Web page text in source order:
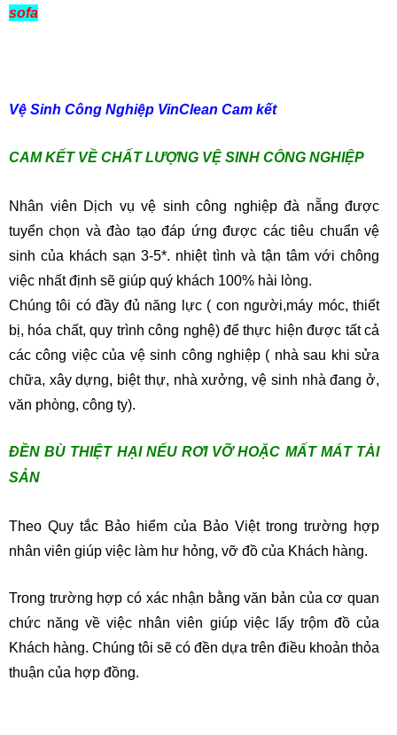
sofa
Vệ Sinh Công Nghiệp VinClean Cam kết
CAM KẾT VỀ CHẤT LƯỢNG VỆ SINH CÔNG NGHIỆP
Nhân viên Dịch vụ vệ sinh công nghiệp đà nẵng được
tuyển chọn và đào tạo đáp ứng được các tiêu chuẩn vệ
sinh của khách sạn 3-5*. nhiệt tình và tận tâm với chông
việc nhất định sẽ giúp quý khách 100% hài lòng.
Chúng tôi có đầy đủ năng lực ( con người,máy móc, thiết
bị, hóa chất, quy trình công nghệ) để thực hiện được tất cả
các công việc của vệ sinh công nghiệp ( nhà sau khi sửa
chữa, xây dựng, biệt thự, nhà xưởng, vệ sinh nhà đang ở,
văn phòng, công ty).
ĐỀN BÙ THIỆT HẠI NẾU RƠI VỠ HOẶC MẤT MÁT TÀI
SẢN
Theo Quy tắc Bảo hiểm của Bảo Việt trong trường hợp
nhân viên giúp việc làm hư hỏng, vỡ đồ của Khách hàng.
Trong trường hợp có xác nhận bằng văn bản của cơ quan
chức năng về việc nhân viên giúp việc lấy trộm đồ của
Khách hàng. Chúng tôi sẽ có đền dựa trên điều khoản thỏa
thuận của hợp đồng.